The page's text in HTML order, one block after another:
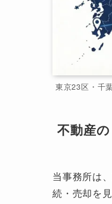
東京23区・千
不動産
当事務所は、
続・売却を